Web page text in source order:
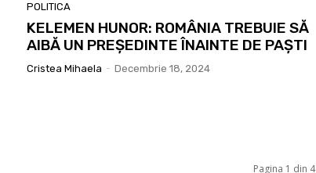
POLITICA
KELEMEN HUNOR: ROMÂNIA TREBUIE SĂ
AIBĂ UN PREȘEDINTE ÎNAINTE DE PAȘTI
Cristea Mihaela - Decembrie 18, 2024
Pagina 1 din 4